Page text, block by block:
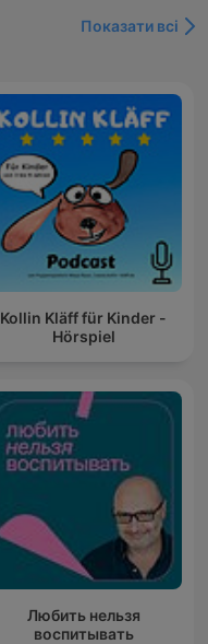
Показати всі
Kollin Kläff für Kinder -
Hörspiel
Любить нельзя
воспитывать